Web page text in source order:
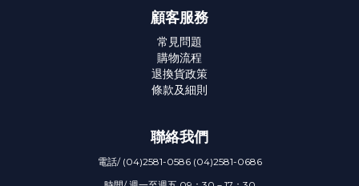
顧客服務
常見問題
購物流程
退換貨政策
條款及細則
聯絡我們
電話/ (04)2581-0586 (04)2581-0686